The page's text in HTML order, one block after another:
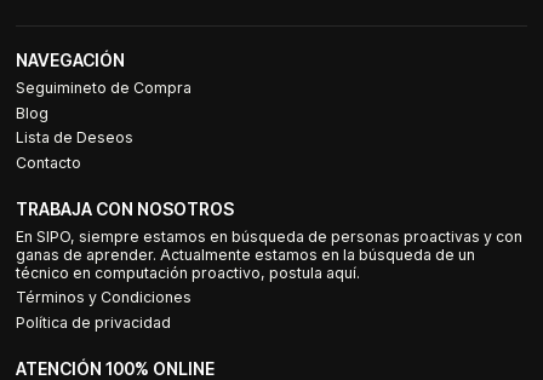
NAVEGACIÓN
Seguimineto de Compra
Blog
Lista de Deseos
Contacto
TRABAJA CON NOSOTROS
En SIPO, siempre estamos en búsqueda de personas proactivas y con
ganas de aprender. Actualmente estamos en la búsqueda de un
técnico en computación proactivo, postula aquí.
Términos y Condiciones
Política de privacidad
ATENCIÓN 100% ONLINE